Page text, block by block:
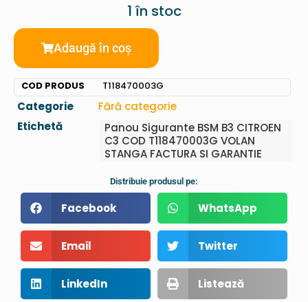
1 în stoc
Adaugă în coș
COD PRODUS T118470003G
Categorie
Fără categorie
Etichetă
Panou Sigurante BSM B3 CITROEN
C3 COD T118470003G VOLAN
STANGA FACTURA SI GARANTIE
Distribuie produsul pe:
Facebook WhatsApp
Email Twitter
LinkedIn Listează